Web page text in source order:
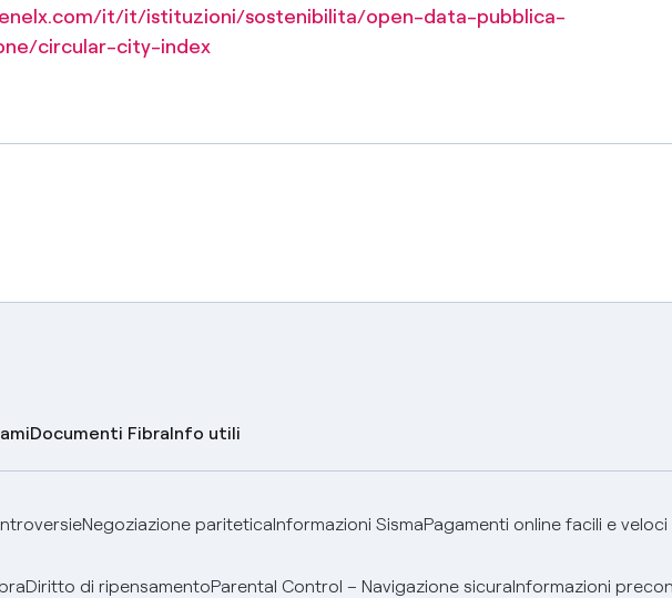
it/it/istituzioni/sostenibilita/open-data-pubblica-
circular-city-index
Documenti FibraInfo utili
Negoziazione pariteticaInformazioni SismaPagamenti online facili e
Diritto di ripensamentoParental Control – Navigazione sicuraInformazioni